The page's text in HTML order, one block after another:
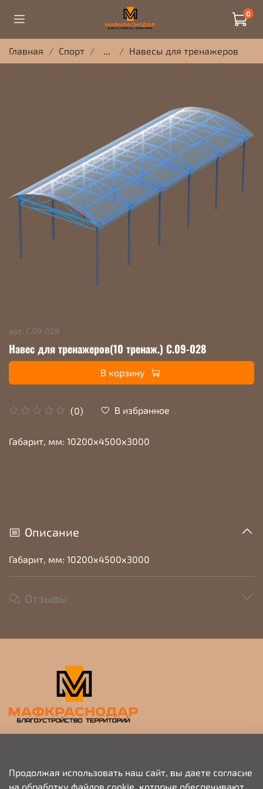
0
Главная Спорт ... Навесы для тренажеров
арт. С.09-028
Навес для тренажеров(10 тренаж.) С.09-028
(0) В избранное
В корзину
Габарит, мм: 10200х4500х3000
Описание
Габарит, мм: 10200х4500х3000
Отзывы
Продолжая использовать наш сайт, вы даете согласие
на обработку файлов cookie, которые обеспечивают